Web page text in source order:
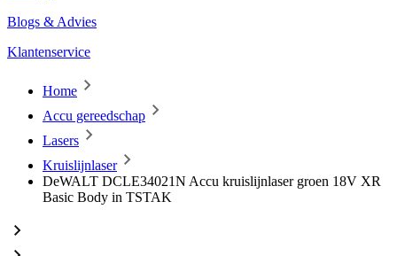
Blogs & Advies
Klantenservice
Home
Accu gereedschap
Lasers
Kruislijnlaser
DeWALT DCLE34021N Accu kruislijnlaser groen 18V XR
Basic Body in TSTAK